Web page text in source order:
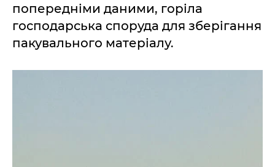
попередніми даними, горіла
господарська споруда для зберігання
пакувального матеріалу.